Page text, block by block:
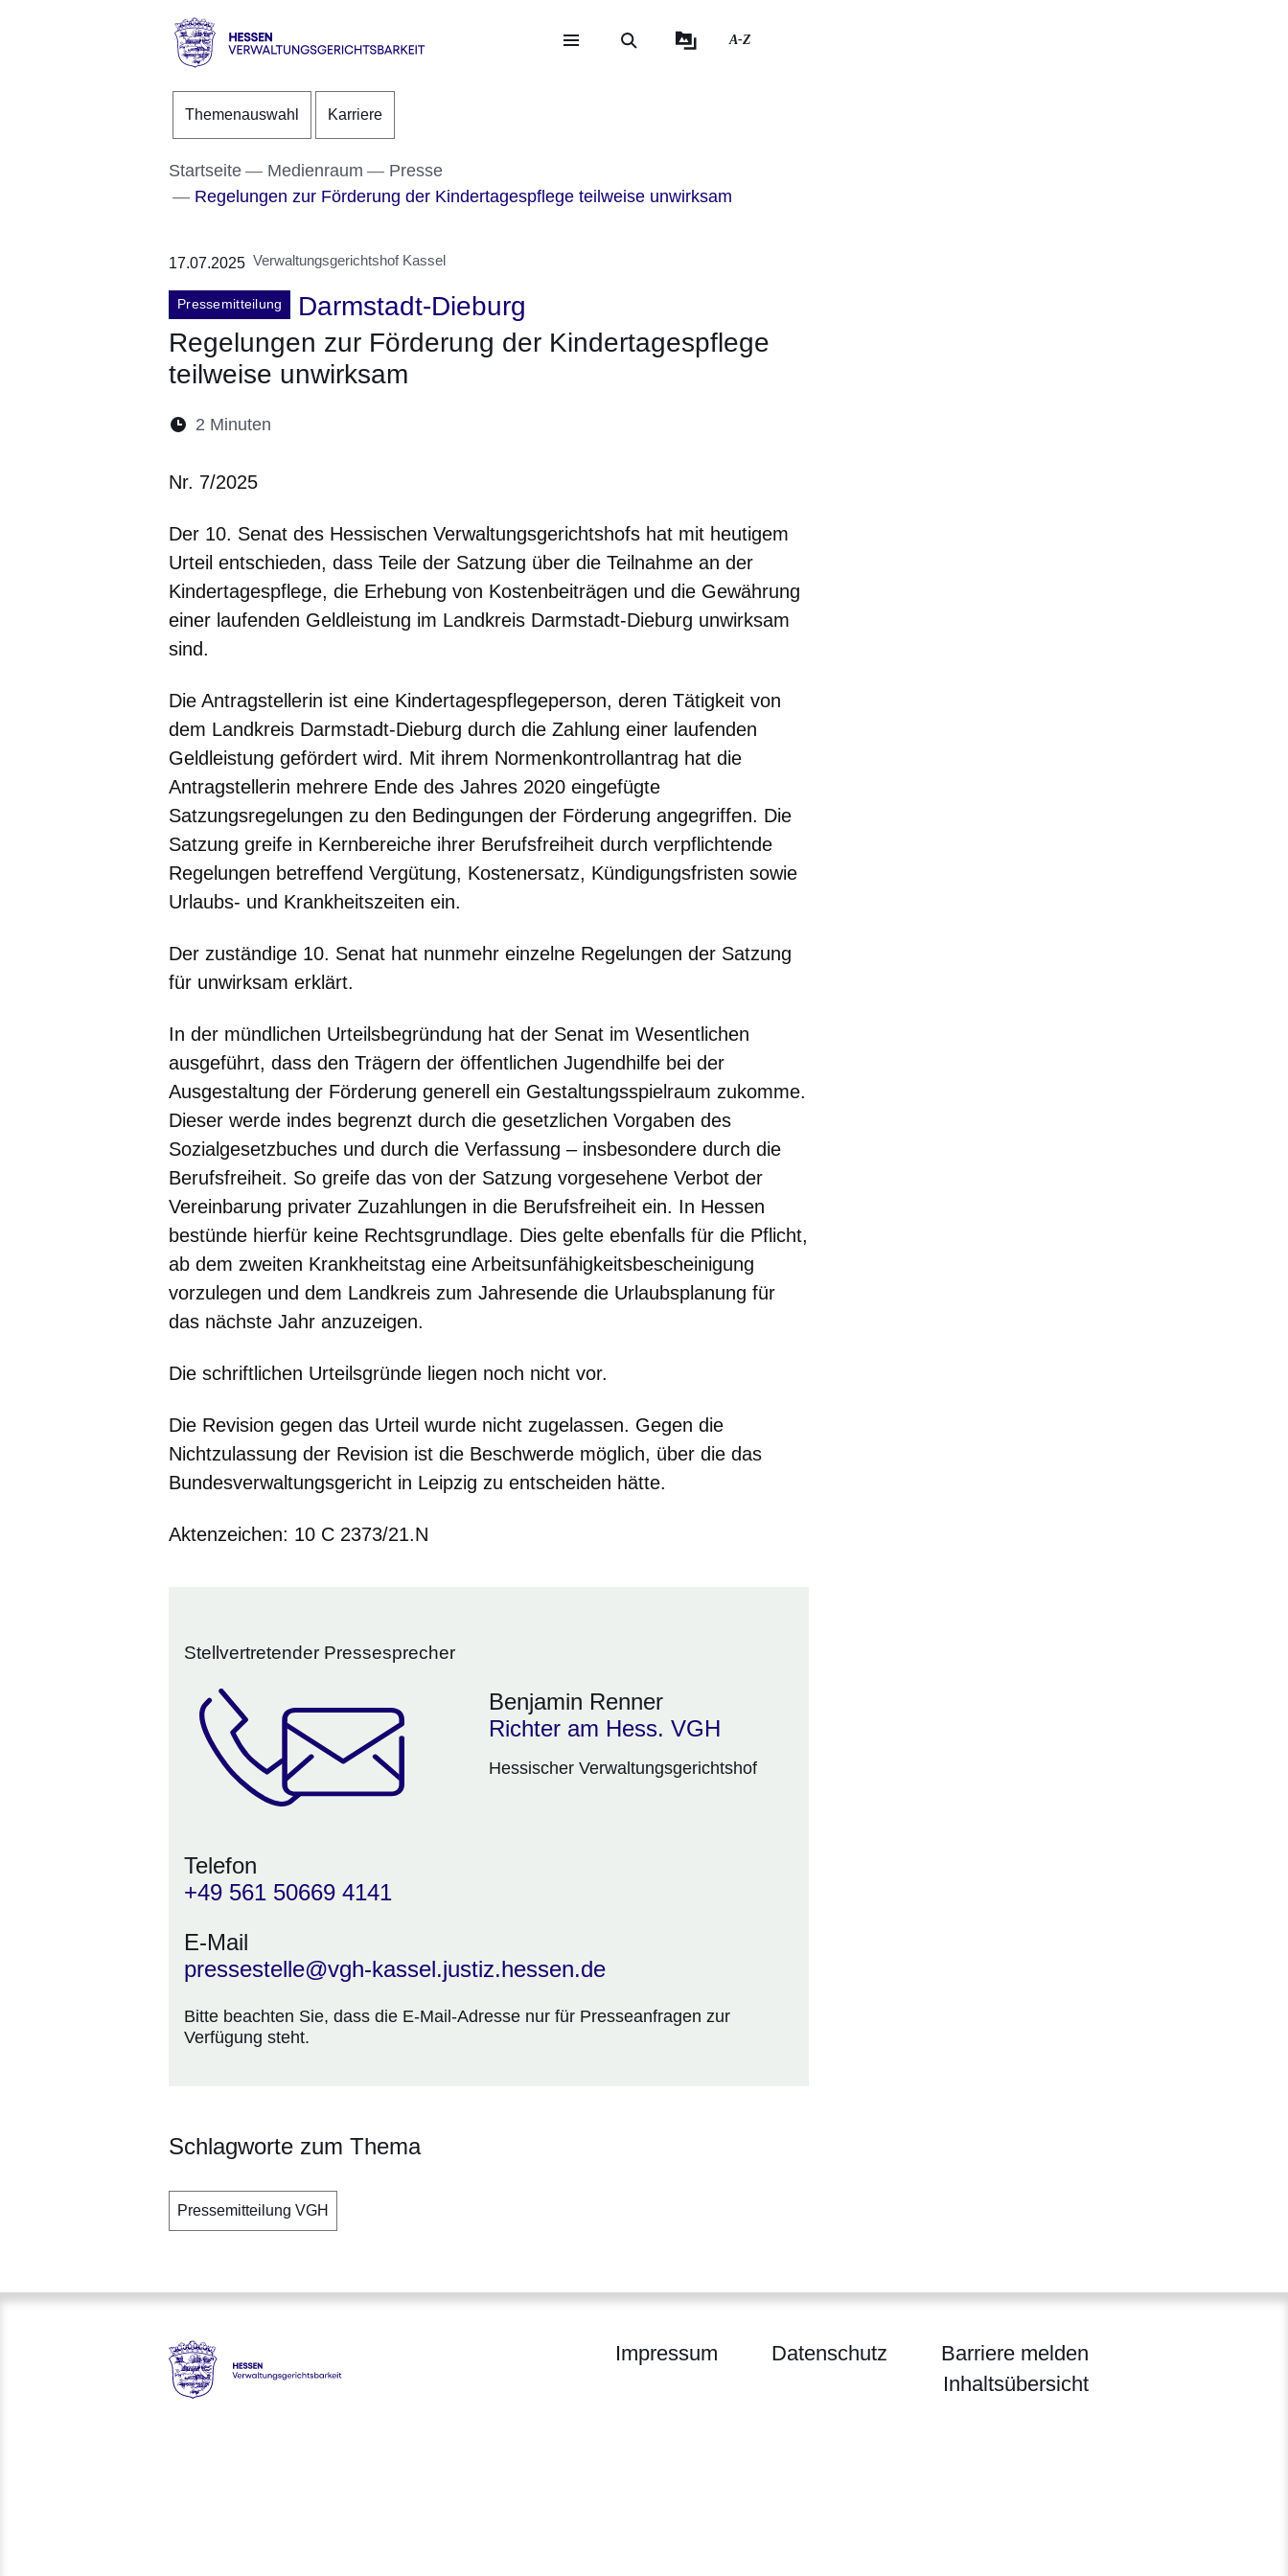
Direkt zum Kopf der Seite
Direkt zum Inhalt
Direkt zum Fuß der Seite
Verwaltungsgerichtsbarkeit
A-Z
Themenauswahl Karriere
Startseite Medienraum
Presse
Regelungen zur Förderung der Kindertagespflege teilweise unwirksam
17.07.2025 Verwaltungsgerichtshof Kassel
Pressemitteilung
Darmstadt-Dieburg
Regelungen zur Förderung der Kindertagespflege
teilweise unwirksam
Lesedauer:
2 Minuten
Nr. 7/2025
Der 10. Senat des Hessischen Verwaltungsgerichtshofs hat mit heutigem
Urteil entschieden, dass Teile der Satzung über die Teilnahme an der
Kindertagespflege, die Erhebung von Kostenbeiträgen und die Gewährung
einer laufenden Geldleistung im Landkreis Darmstadt-Dieburg unwirksam
sind.
Die Antragstellerin ist eine Kindertagespflegeperson, deren Tätigkeit von
dem Landkreis Darmstadt-Dieburg durch die Zahlung einer laufenden
Geldleistung gefördert wird. Mit ihrem Normenkontrollantrag hat die
Antragstellerin mehrere Ende des Jahres 2020 eingefügte
Satzungsregelungen zu den Bedingungen der Förderung angegriffen. Die
Satzung greife in Kernbereiche ihrer Berufsfreiheit durch verpflichtende
Regelungen betreffend Vergütung, Kostenersatz, Kündigungsfristen sowie
Urlaubs- und Krankheitszeiten ein.
Der zuständige 10. Senat hat nunmehr einzelne Regelungen der Satzung
für unwirksam erklärt.
In der mündlichen Urteilsbegründung hat der Senat im Wesentlichen
ausgeführt, dass den Trägern der öffentlichen Jugendhilfe bei der
Ausgestaltung der Förderung generell ein Gestaltungsspielraum zukomme.
Dieser werde indes begrenzt durch die gesetzlichen Vorgaben des
Sozialgesetzbuches und durch die Verfassung – insbesondere durch die
Berufsfreiheit. So greife das von der Satzung vorgesehene Verbot der
Vereinbarung privater Zuzahlungen in die Berufsfreiheit ein. In Hessen
bestünde hierfür keine Rechtsgrundlage. Dies gelte ebenfalls für die Pflicht,
ab dem zweiten Krankheitstag eine Arbeitsunfähigkeitsbescheinigung
vorzulegen und dem Landkreis zum Jahresende die Urlaubsplanung für
das nächste Jahr anzuzeigen.
Die schriftlichen Urteilsgründe liegen noch nicht vor.
Die Revision gegen das Urteil wurde nicht zugelassen. Gegen die
Nichtzulassung der Revision ist die Beschwerde möglich, über die das
Bundesverwaltungsgericht in Leipzig zu entscheiden hätte.
Aktenzeichen: 10 C 2373/21.N
Stellvertretender Pressesprecher
Benjamin Renner
Richter am Hess. VGH
Hessischer Verwaltungsgerichtshof
Telefon
+49 561 50669 4141
E-Mail
pressestelle@vgh-kassel.justiz.hessen.de
Bitte beachten Sie, dass die E-Mail-Adresse nur für Presseanfragen zur
Verfügung steht.
Schlagworte zum Thema
Pressemitteilung VGH
Impressum Datenschutz
Barriere melden
Inhaltsübersicht